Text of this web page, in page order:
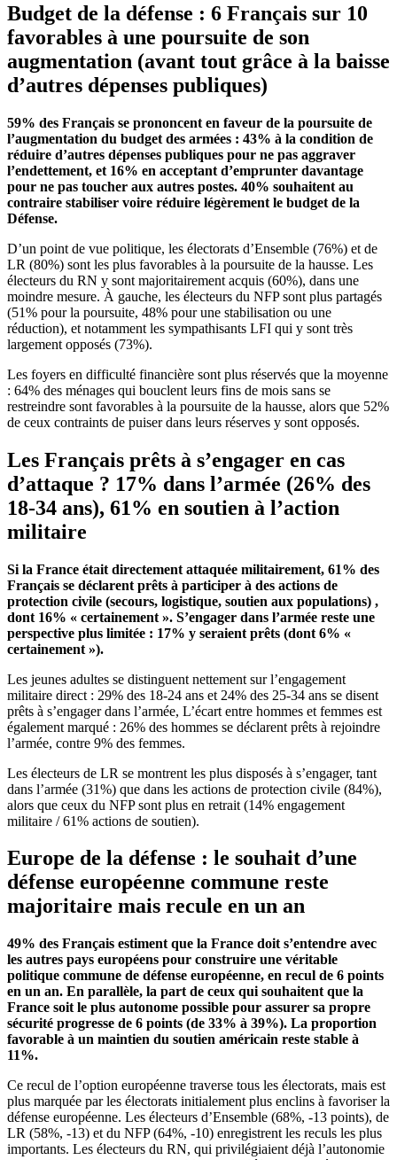
Budget de la défense : 6 Français sur 10
favorables à une poursuite de son
augmentation (avant tout grâce à la baisse
d’autres dépenses publiques)
59% des Français se prononcent en faveur de la poursuite de
l’augmentation du budget des armées : 43% à la condition de
réduire d’autres dépenses publiques pour ne pas aggraver
l’endettement, et 16% en acceptant d’emprunter davantage
pour ne pas toucher aux autres postes. 40% souhaitent au
contraire stabiliser voire réduire légèrement le budget de la
Défense.
D’un point de vue politique, les électorats d’Ensemble (76%) et de
LR (80%) sont les plus favorables à la poursuite de la hausse. Les
électeurs du RN y sont majoritairement acquis (60%), dans une
moindre mesure. À gauche, les électeurs du NFP sont plus partagés
(51% pour la poursuite, 48% pour une stabilisation ou une
réduction), et notamment les sympathisants LFI qui y sont très
largement opposés (73%).
Les foyers en difficulté financière sont plus réservés que la moyenne
: 64% des ménages qui bouclent leurs fins de mois sans se
restreindre sont favorables à la poursuite de la hausse, alors que 52%
de ceux contraints de puiser dans leurs réserves y sont opposés.
Les Français prêts à s’engager en cas
d’attaque ? 17% dans l’armée (26% des
18-34 ans), 61% en soutien à l’action
militaire
Si la France était directement attaquée militairement, 61% des
Français se déclarent prêts à participer à des actions de
protection civile (secours, logistique, soutien aux populations) ,
dont 16% « certainement ». S’engager dans l’armée reste une
perspective plus limitée : 17% y seraient prêts (dont 6% «
certainement »).
Les jeunes adultes se distinguent nettement sur l’engagement
militaire direct : 29% des 18-24 ans et 24% des 25-34 ans se disent
prêts à s’engager dans l’armée, L’écart entre hommes et femmes est
également marqué : 26% des hommes se déclarent prêts à rejoindre
l’armée, contre 9% des femmes.
Les électeurs de LR se montrent les plus disposés à s’engager, tant
dans l’armée (31%) que dans les actions de protection civile (84%),
alors que ceux du NFP sont plus en retrait (14% engagement
militaire / 61% actions de soutien).
Europe de la défense : le souhait d’une
défense européenne commune reste
majoritaire mais recule en un an
49% des Français estiment que la France doit s’entendre avec
les autres pays européens pour construire une véritable
politique commune de défense européenne, en recul de 6 points
en un an. En parallèle, la part de ceux qui souhaitent que la
France soit le plus autonome possible pour assurer sa propre
sécurité progresse de 6 points (de 33% à 39%). La proportion
favorable à un maintien du soutien américain reste stable à
11%.
Ce recul de l’option européenne traverse tous les électorats, mais est
plus marquée par les électorats initialement plus enclins à favoriser la
défense européenne. Les électeurs d’Ensemble (68%, -13 points), de
LR (58%, -13) et du NFP (64%, -10) enregistrent les reculs les plus
importants. Les électeurs du RN, qui privilégiaient déjà l’autonomie